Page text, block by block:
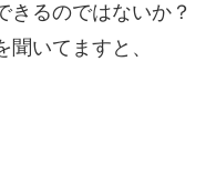
きるのではないか？
いてますと、